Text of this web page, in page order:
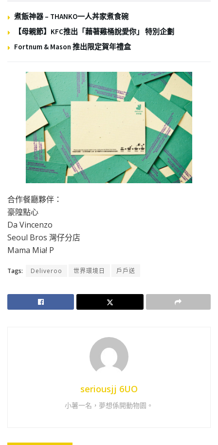
煮飯神器 – THANKO一人丼家煮食碗
【母親節】KFC推出「藉著雞桶說愛你」 特別企劃
Fortnum & Mason 推出限定賀年禮盒
合作餐廳夥伴：
豪隍點心
Da Vincenzo
Seoul Bros 灣仔分店
Mama Mia! P
Tags: Deliveroo 世界環境日 戶戶送
seriousjj 6UO
小薯一名，夢想係開動物園。